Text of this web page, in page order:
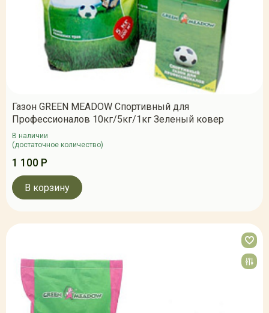
Газон GREEN MEADOW Спортивный для
Профессионалов 10кг/5кг/1кг Зеленый ковер
В наличии
(достаточное количество)
1 100 Р
В корзину